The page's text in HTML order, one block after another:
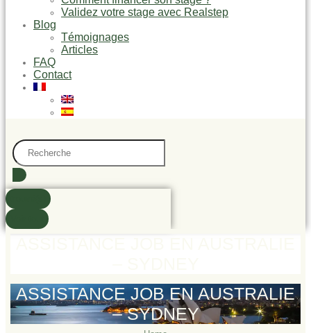
Validez votre stage avec Realstep
Blog
Témoignages
Articles
FAQ
Contact
Search
...
ASSISTANCE JOB EN AUSTRALIE
– SYDNEY